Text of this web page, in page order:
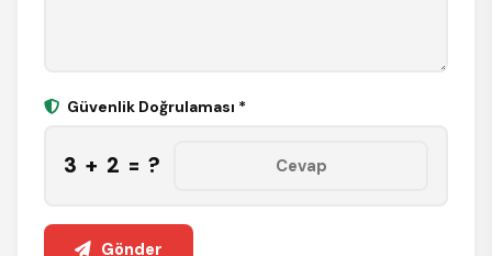
Güvenlik Doğrulaması *
3 + 2 = ?
Gönder